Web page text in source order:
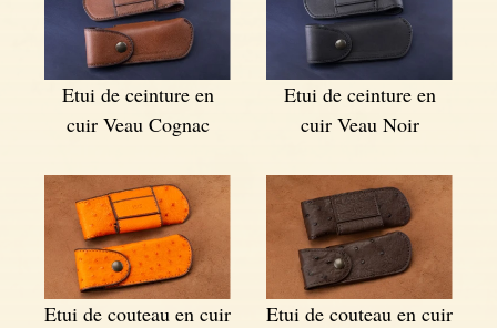
Etui de ceinture en
cuir Veau Cognac
Etui de ceinture en
cuir Veau Noir
Etui de couteau en cuir
Etui de couteau en cuir